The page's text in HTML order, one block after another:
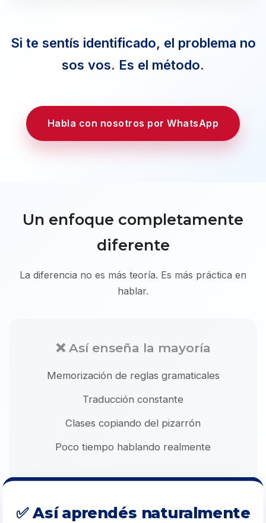
Si te sentís identificado, el problema no
sos vos. Es el método.
Habla con nosotros por WhatsApp
Un enfoque completamente
diferente
La diferencia no es más teoría. Es más práctica en
hablar.
❌ Así enseña la mayoría
Memorización de reglas gramaticales
Traducción constante
Clases copiando del pizarrón
Poco tiempo hablando realmente
✅ Así aprendés naturalmente